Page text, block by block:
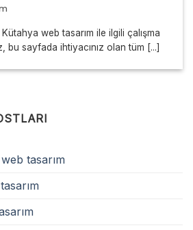
web tasarım ile ilgili çalışma
bu sayfada ihtiyacınız olan tüm [...]
tasarım